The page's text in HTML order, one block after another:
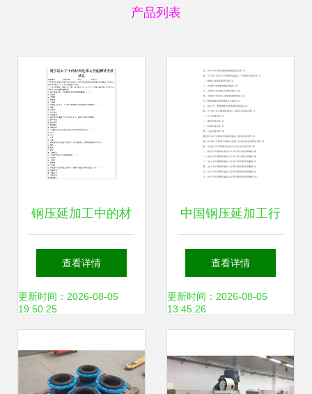
产品列表
钢压延加工中的材
料选择与性能测试
查看详情
更新时间：2026-08-05
19:50:25
中国钢压延加工行
业市场运行态势与
投资发展战略研究
查看详情
更新时间：2026-08-05
13:45:26